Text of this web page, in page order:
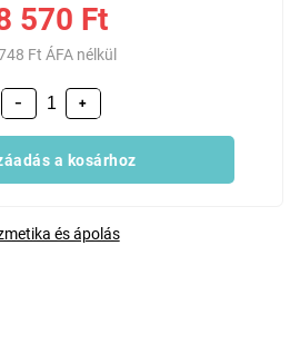
570 Ft
Ft ÁFA nélkül
+
−
a kosárhoz
és ápolás